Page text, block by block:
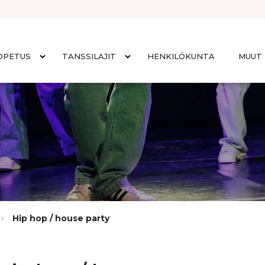
TANSSILAJIT HENKILÖKUNTA MUUT
Hip hop / house party